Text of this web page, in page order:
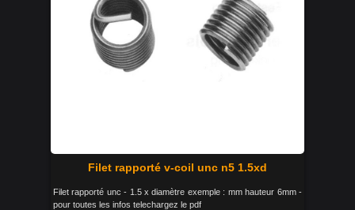
Filet rapporté v-coil unc n5 1.5xd
Filet rapporté unc - 1.5 x diamètre exemple : mm hauteur 6mm -
pour toutes les infos telechargez le pdf